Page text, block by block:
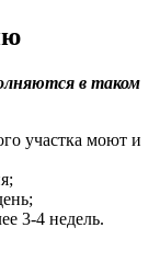
в таком
участка моют и
3-4 недель.